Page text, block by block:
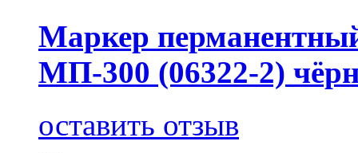
Маркер
МП-300 (06322-2)
оставить отзыв